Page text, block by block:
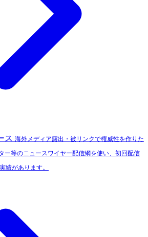
ス 海外メディア露出・被リンクで権威性を作りた
ー等のニュースワイヤー配信網を使い、初回配信
績があります。